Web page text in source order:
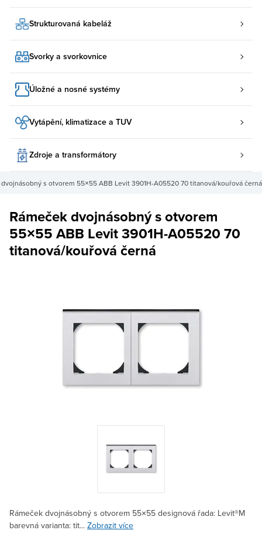
Strukturovaná kabeláž
Svorky a svorkovnice
Úložné a nosné systémy
Vytápění, klimatizace a TUV
Zdroje a transformátory
dvojnásobný s otvorem 55×55 ABB Levit 3901H-A05520 70 titanová/kouřová černá
Rámeček dvojnásobný s otvorem
55×55 ABB Levit 3901H-A05520 70
titanová/kouřová černá
Rámeček dvojnásobný s otvorem 55×55 designová řada: Levit®M
barevná varianta: tit... Zobrazit více